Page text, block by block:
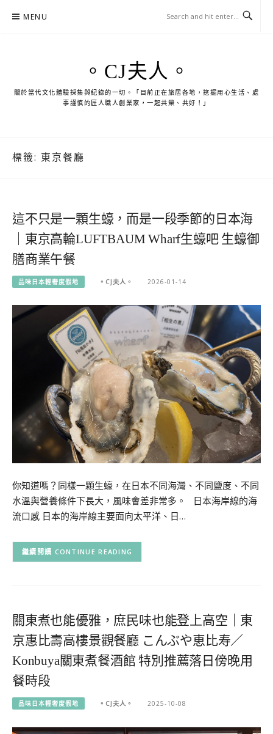
MENU
。CJ夫人。
關於當代文化體驗採集與紀錄的一切。「目前正在旅居各地，挖掘用心生活、處
事謹慎的匠人職人創業家，一起共榮、共好！」
標籤: 東京餐廳
這不只是一顆生蠔，而是一段季節的日本海
｜東京高輪LUFTBAUM Wharf生蠔吧 生蠔御
膳商業午餐
品味日本輕奢度假地 。CJ夫人。 2026-01-14
你知道嗎？同樣一顆生蠔，在日本不同海灣、不同鹽度、不同
水溫與營養條件下長大，風味會差非常多。 日本海岸線的海
流口感 日本的海岸線主要面向太平洋、日…
CONTINUE READING
關東煮也能優雅，庶民味也能登上高空｜東
京惠比壽高樓景觀餐廳 こんぶや恵比寿／
Konbuya關東煮餐酒館 特別推薦落日傍晚用
餐時段
品味日本輕奢度假地 。CJ夫人。 2025-10-08